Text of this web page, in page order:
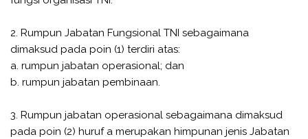
2. Rumpun Jabatan Fungsional TNI sebagaimana
dimaksud pada poin (1) terdiri atas:
a. rumpun jabatan operasional; dan
b. rumpun jabatan pembinaan.
3. Rumpun jabatan operasional sebagaimana dimaksud
pada poin (2) huruf a merupakan himpunan jenis Jabatan